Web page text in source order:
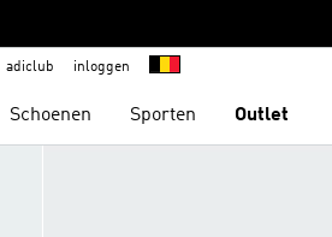
adiclub inloggen
Schoenen Sporten Outlet